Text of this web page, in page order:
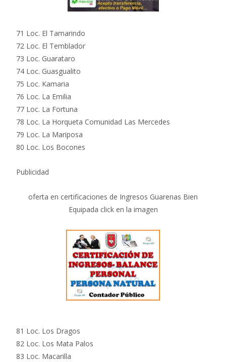
71 Loc. El Tamarindo
72 Loc. El Temblador
73 Loc. Guarataro
74 Loc. Guasgualito
75 Loc. Kamaria
76 Loc. La Emilia
77 Loc. La Fortuna
78 Loc. La Horqueta Comunidad Las Mercedes
79 Loc. La Mariposa
80 Loc. Los Bocones
Publicidad
oferta en certificaciones de Ingresos Guarenas Bien
Equipada click en la imagen
81 Loc. Los Dragos
82 Loc. Los Mata Palos
83 Loc. Macarilla